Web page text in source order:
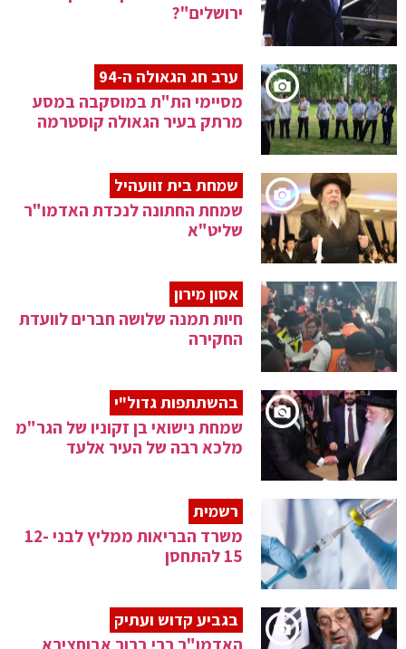
ירושלים"?
ערב חג הגאולה ה-94
מסיימי הת"ת במוסקבה במסע
מרתק בעיר הגאולה קוסטרמה
שמחת בית זוועהיל
שמחת החתונה לנכדת האדמו"ר
שליט"א
אסון מירון
חיות תמנה שלושה חברים לוועדת
החקירה
בהשתתפות גדול"י
שמחת נישואי בן זקוניו של הגר"מ
מלכא רבה של העיר אלעד
רשמית
משרד הבריאות ממליץ לבני 12-
15 להתחסן
בגביע קדוש ועתיק